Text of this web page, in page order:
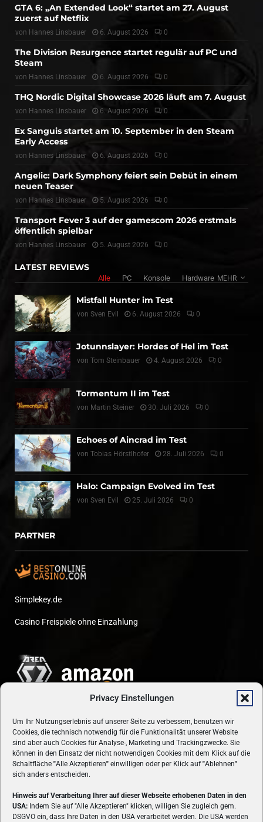
Privacy Einstellungen
Um Ihr Nutzungserlebnis auf unserer Seite zu verbessern, benutzen wir
Cookies, die technisch notwendig für die Funktionalität unserer Website
sind aber auch Cookies für Analyse-, Marketing und Trackingzwecke. Sie
können in den Einsatz der nicht notwendigen Cookies mit dem Klick auf die
Schaltfläche "Alle Akzeptieren" einwilligen oder per Klick auf"Ablehnen"
sich anders entscheiden.
Hinweis auf Verarbeitung Ihrer auf dieser Webseite erhobenen Daten in den
USA: Indem Sie auf "Alle Akzeptieren" klicken, willigen Sie zugleich gem.
DSGVO ein, dass Ihre Daten in den USA verarbeitet werden. Die USA werden
GTA 6: „An Extended Look“ startet am 27. August
zuerst auf Netflix
von Hannes Linsbauer 6. August 2026 0
The Division Resurgence startet regulär auf PC und
Steam
von Hannes Linsbauer 6. August 2026 0
THQ Nordic Digital Showcase 2026 läuft am 7. August
von Hannes Linsbauer 6. August 2026 0
Ex Sanguis startet am 10. September in den Steam
Early Access
von Hannes Linsbauer 6. August 2026 0
Angelic: Dark Symphony feiert sein Debüt in einem
neuen Teaser
von Hannes Linsbauer 5. August 2026 0
Transport Fever 3 auf der gamescom 2026 erstmals
öffentlich spielbar
von Hannes Linsbauer 5. August 2026 0
LATEST REVIEWS
Alle PC Konsole Hardware MEHR
Mistfall Hunter im Test
von Sven Evil 6. August 2026 0
Jotunnslayer: Hordes of Hel im Test
von Tom Steinbauer 4. August 2026 0
Tormentum II im Test
von Martin Steiner 30. Juli 2026 0
Echoes of Aincrad im Test
von Tobias Hörstlhofer 28. Juli 2026 0
Halo: Campaign Evolved im Test
von Sven Evil 25. Juli 2026 0
PARTNER
Simplekey.de
Casino Freispiele ohne Einzahlung
ÜBER UNS